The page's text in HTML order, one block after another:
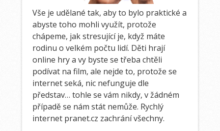
Vše je udělané tak, aby to bylo praktické a
abyste toho mohli využít, protože
chápeme, jak stresující je, když máte
rodinu o velkém počtu lidí. Děti hrají
online hry a vy byste se třeba chtěli
podívat na film, ale nejde to, protože se
internet seká, nic nefunguje dle
představ… tohle se vám nikdy, v žádném
případě se nám stát nemůže. Rychlý
internet pranet.cz zachrání všechny.